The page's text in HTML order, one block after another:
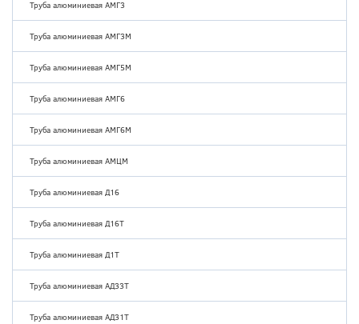
Труба алюминиевая АМГ3
Труба алюминиевая АМГ3М
Труба алюминиевая АМГ5М
Труба алюминиевая АМГ6
Труба алюминиевая АМГ6М
Труба алюминиевая АМЦМ
Труба алюминиевая Д16
Труба алюминиевая Д16Т
Труба алюминиевая Д1Т
Труба алюминиевая АД33Т
Труба алюминиевая АД31Т